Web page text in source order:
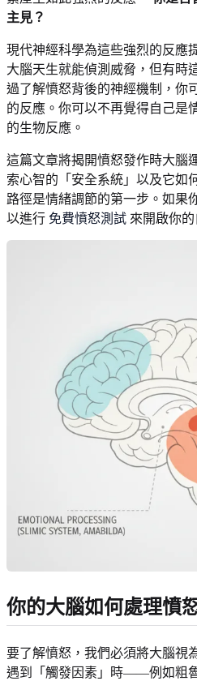
主見？
現代神經科學為這些強烈的反應
大腦天生就能偵測威脅，但有時
過了解憤怒背後的神經機制，你
的反應。你可以不再覺得自己是
的生物反應。
這篇文章將揭開憤怒發作時大腦
索心智的「安全系統」以及它如
路徑是情緒調節的第一步。如果
以進行 免費憤怒測試 來開啟你的
你的大腦如何處理憤
要了解憤怒，我們必須將大腦視
遇到「觸發因素」時——例如粗